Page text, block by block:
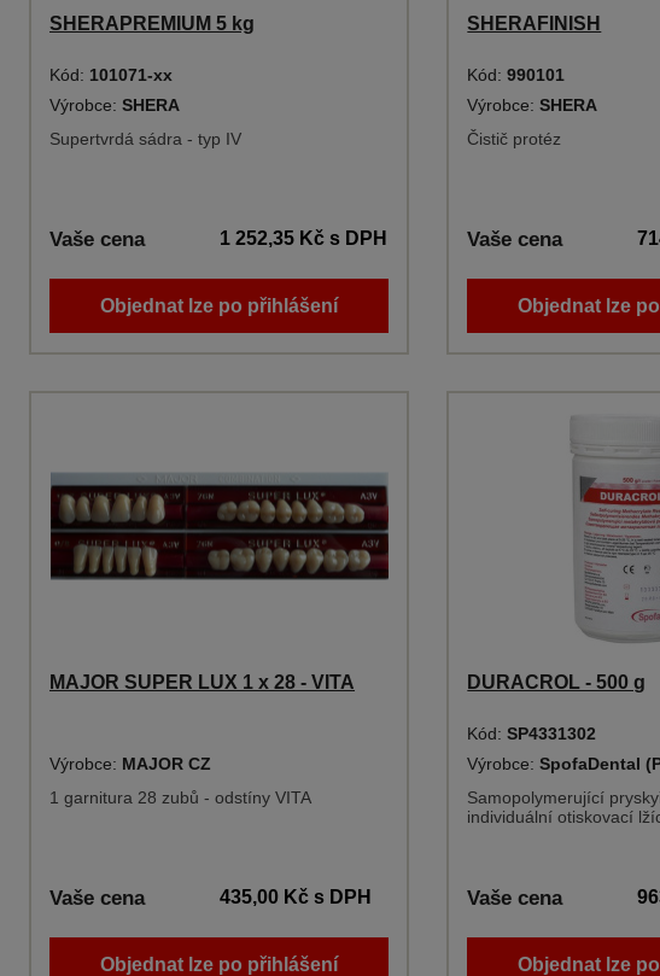
SHERAPREMIUM 5 kg
Kód: 101071-xx
Výrobce: SHERA
Supertvrdá sádra - typ IV
Vaše cena 1 252,35 Kčs DPH
Objednat lze po přihlášení
SHERAFINISH
Kód:990101
Výrobce:SHERA
Čistič protéz
Vaše cena
Objednat lze
MAJOR SUPER LUX 1 x 28 - VITA
Výrobce: MAJOR CZ
1 garnitura 28 zubů - odstíny VITA
Vaše cena 435,00 Kčs DPH
Objednat lze po přihlášení
DURACROL - 500 g
Kód:SP4331302
Výrobce:SpofaDental
Samopolymerující
individuální otiskovací
Vaše cena
Objednat lze